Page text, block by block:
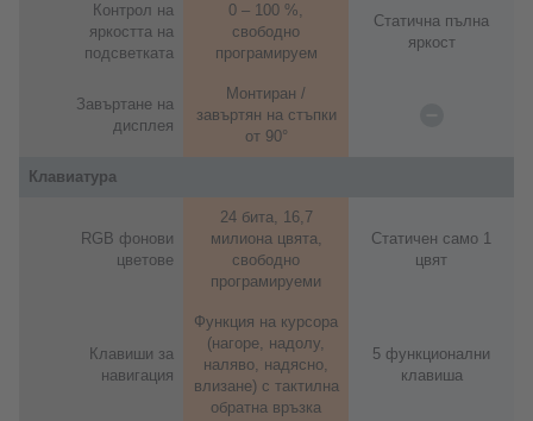
Контрол на
яркостта на
подсветката
0 – 100 %,
свободно
програмируем
Статична пълна
яркост
Завъртане на
дисплея
Монтиран /
завъртян на стъпки
от 90°
Клавиатура
RGB фонови
цветове
24 бита, 16,7
милиона цвята,
свободно
програмируеми
Статичен само 1
цвят
Клавиши за
навигация
Функция на курсора
(нагоре, надолу,
наляво, надясно,
влизане) с тактилна
обратна връзка
5 функционални
клавиша